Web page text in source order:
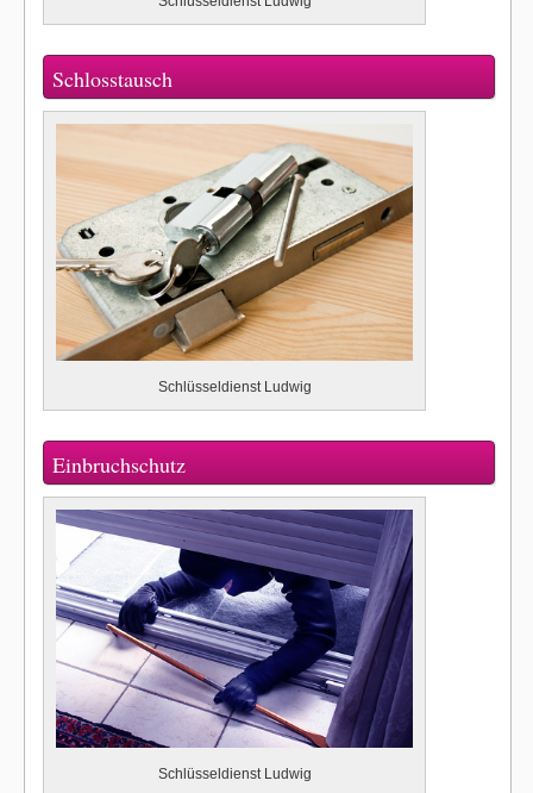
Schlosstausch
Schlüsseldienst Ludwig
Einbruchschutz
Schlüsseldienst Ludwig